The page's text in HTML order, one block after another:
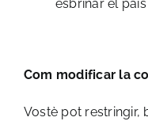
esbrinar el
Com modificar la
Vostè pot restringir,